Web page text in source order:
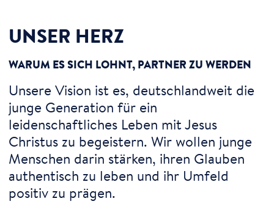
UNSER HERZ
WARUM ES SICH LOHNT, PARTNER ZU WERDEN
Unsere Vision ist es, deutschlandweit die
junge Generation für ein
leidenschaftliches Leben mit Jesus
Christus zu begeistern. Wir wollen junge
Menschen darin stärken, ihren Glauben
authentisch zu leben und ihr Umfeld
positiv zu prägen.